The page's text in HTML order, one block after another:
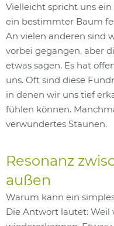
Vielleicht spricht uns
ein bestimmter Baum
An vielen anderen sind
vorbei gegangen, aber
etwas sagen. Es hat
uns. Oft sind diese
in denen wir uns tief
fühlen können.
verwundertes Staunen.
Resonanz
außen
Warum kann ein
Die Antwort lautet: Weil